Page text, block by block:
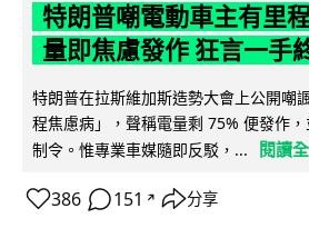
特朗普嘲電動車主有里
量即焦慮發作 狂言一手
特朗普在拉斯維加斯造勢大會上公開嘲
程焦慮病」，聲稱電量剩 75% 便發作
制令。惟專業車媒隨即反駁，...
閱讀
386 151 ↗ 分享